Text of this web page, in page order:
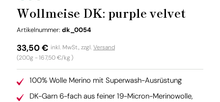
Wollmeise DK: purple velvet
Artikelnummer: SKU:
dk_0054
Normaler
Preis
33,50 €
(200g -Grundpreis
167,50 €/kg)
inkl. MwSt., zzgl.Versand
100% Wolle Merino mit Superwash-Ausrüstung
DK-Garn 6-fach aus feiner 19-Micron-Merinowolle,